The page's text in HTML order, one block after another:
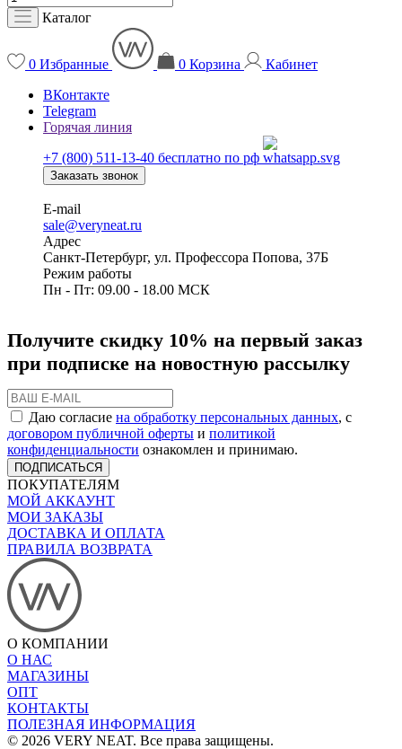
Каталог
0 Избранные 0 Корзина
Кабинет
ВКонтакте
Telegram
Горячая линия
+7 (800) 511-13-40 бесплатно по рф
Заказать звонок
E-mail
sale@veryneat.ru
Адрес
Санкт-Петербург, ул. Профессора Попова, 37Б
Режим работы
Пн - Пт: 09.00 - 18.00 МСК
Получите скидку 10% на первый заказ
при подписке на новостную рассылку
Даю согласие на обработку персональных данных, с
договором публичной оферты и политикой
конфиденциальности ознакомлен и принимаю.
ПОДПИСАТЬСЯ
ПОКУПАТЕЛЯМ
МОЙ АККАУНТ
МОИ ЗАКАЗЫ
ДОСТАВКА И ОПЛАТА
ПРАВИЛА ВОЗВРАТА
О КОМПАНИИ
О НАС
МАГАЗИНЫ
ОПТ
КОНТАКТЫ
ПОЛЕЗНАЯ ИНФОРМАЦИЯ
© 2026 VERY NEAT. Все права защищены.